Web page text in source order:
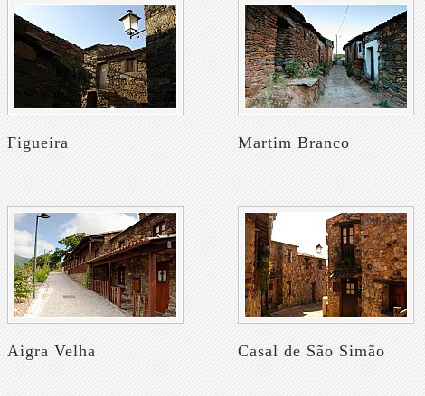
Figueira Martim Branco
Aigra Velha Casal de São Simão